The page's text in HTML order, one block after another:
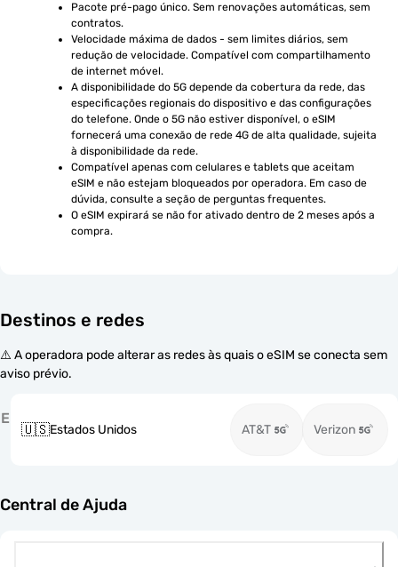
Pacote pré-pago único. Sem renovações automáticas, sem
contratos.
Velocidade máxima de dados - sem limites diários, sem
redução de velocidade. Compatível com compartilhamento
de internet móvel.
A disponibilidade do 5G depende da cobertura da rede, das
especificações regionais do dispositivo e das configurações
do telefone. Onde o 5G não estiver disponível, o eSIM
fornecerá uma conexão de rede 4G de alta qualidade, sujeita
à disponibilidade da rede.
Compatível apenas com celulares e tablets que aceitam
eSIM e não estejam bloqueados por operadora. Em caso de
dúvida, consulte a seção de perguntas frequentes.
O eSIM expirará se não for ativado dentro de 2 meses após a
compra.
Destinos e redes
⚠️ A operadora pode alterar as redes às quais o eSIM se conecta sem
aviso prévio.
E
🇺🇸Estados Unidos AT&T Verizon
Central de Ajuda